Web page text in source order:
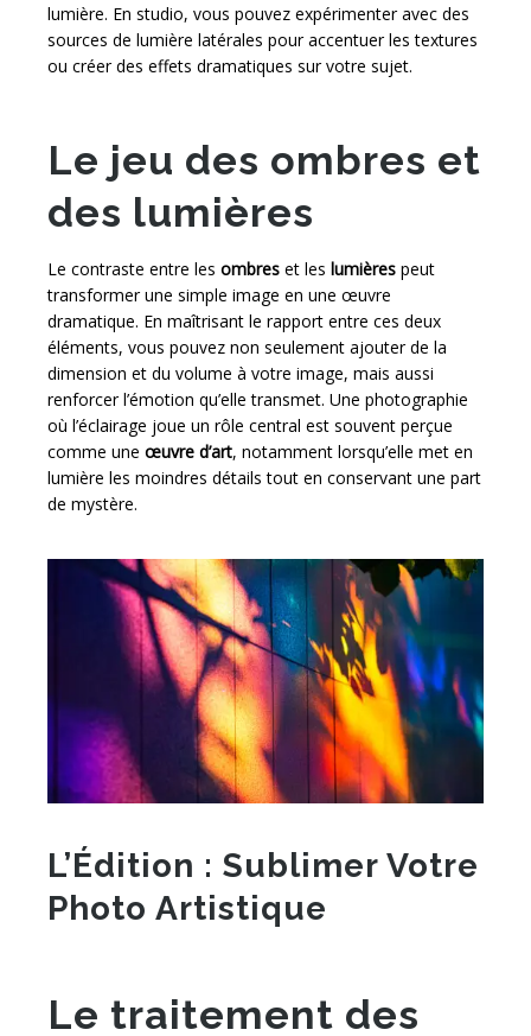
lumière. En studio, vous pouvez expérimenter avec des
sources de lumière latérales pour accentuer les textures
ou créer des effets dramatiques sur votre sujet.
Le jeu des ombres et
des lumières
Le contraste entre les ombres et les lumières peut
transformer une simple image en une œuvre
dramatique. En maîtrisant le rapport entre ces deux
éléments, vous pouvez non seulement ajouter de la
dimension et du volume à votre image, mais aussi
renforcer l’émotion qu’elle transmet. Une photographie
où l’éclairage joue un rôle central est souvent perçue
comme une œuvre d’art, notamment lorsqu’elle met en
lumière les moindres détails tout en conservant une part
de mystère.
L’Édition : Sublimer Votre
Photo Artistique
Le traitement des